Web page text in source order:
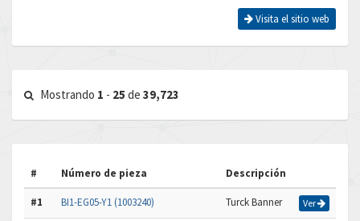
Visita el sitio web
Mostrando 1 - 25 de 39,723
# Número de pieza Descripción
#1 BI1-EG05-Y1 (1003240) Turck Banner Ver